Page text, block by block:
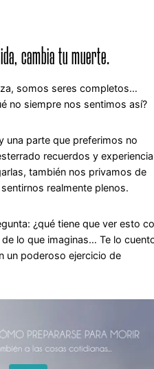
cambia tu muerte.
somos seres completos…
no siempre nos sentimos así?
una parte que preferimos no
recuerdos y
también nos privamos de
realmente plenos.
¿qué tiene que ver esto
lo que imaginas… Te lo
un poderoso ejercicio de